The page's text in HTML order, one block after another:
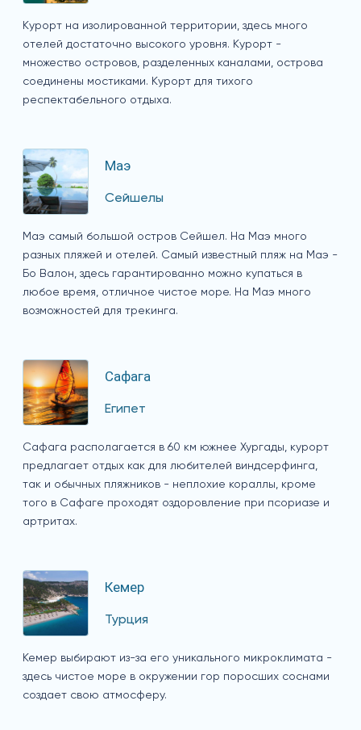
Курорт на изолированной территории, здесь много
отелей достаточно высокого уровня. Курорт -
множество островов, разделенных каналами, острова
соединены мостиками. Курорт для тихого
респектабельного отдыха.
Маэ
Сейшелы
Маэ самый большой остров Сейшел. На Маэ много
разных пляжей и отелей. Самый известный пляж на Маэ -
Бо Валон, здесь гарантированно можно купаться в
любое время, отличное чистое море. На Маэ много
возможностей для трекинга.
Сафага
Египет
Сафага располагается в 60 км южнее Хургады, курорт
предлагает отдых как для любителей виндсерфинга,
так и обычных пляжников - неплохие кораллы, кроме
того в Сафаге проходят оздоровление при псориазе и
артритах.
Кемер
Турция
Кемер выбирают из-за его уникального микроклимата -
здесь чистое море в окружении гор поросших соснами
создает свою атмосферу.